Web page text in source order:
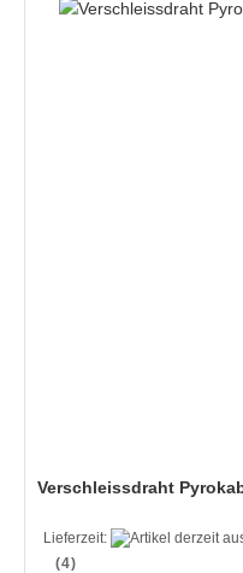
Verschleissdraht
Lieferzeit:
(4)